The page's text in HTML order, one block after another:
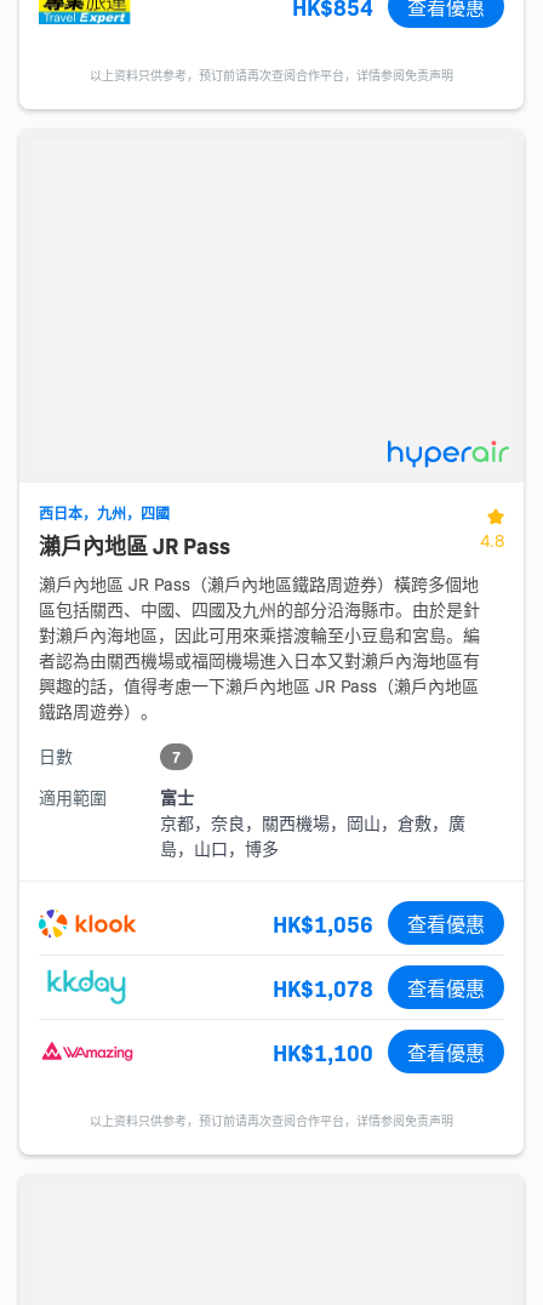
HK$854 查看優惠
以上资料只供参考，预订前请再次查阅合作平台，详情参阅免责声明
西日本，九州，四國
瀨戶內地區 JR Pass
瀨戶內地區 JR Pass（瀨戶內地區鐵路周遊券）橫跨多個地
區包括關西、中國、四國及九州的部分沿海縣市。由於是針
對瀨戶內海地區，因此可用來乘搭渡輪至小豆島和宮島。編
者認為由關西機場或福岡機場進入日本又對瀨戶內海地區有
興趣的話，值得考慮一下瀨戶內地區 JR Pass（瀨戶內地區
鐵路周遊券）。
日數
7
適用範圍
富士
京都，奈良，關西機場，岡山，倉敷，廣
島，山口，博多
4.8
HK$1,056 查看優惠
HK$1,078 查看優惠
HK$1,100 查看優惠
以上资料只供参考，预订前请再次查阅合作平台，详情参阅免责声明